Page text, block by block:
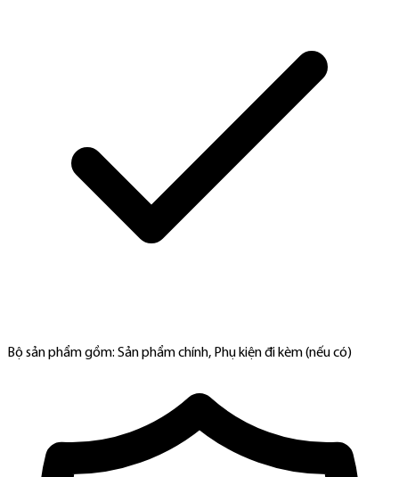
Bộ sản phẩm gồm: Sản phẩm chính, Phụ kiện đi kèm (nếu có)